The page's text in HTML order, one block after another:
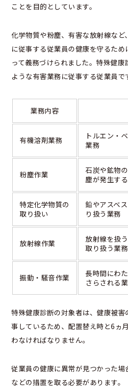
ことを目的としています。
化学物質や粉塵、有害な放射線など
に従事する従業員の健康を守るた
って義務づけられました。特殊健
ような有害業務に従事する従業員で
業務内容
有機溶剤業務
トルエン・
業務
粉塵作業
石炭や鉱物
塵が発生す
特定化学物質の
取り扱い
鉛やアスベ
り扱う業務
放射線作業
放射線を扱
取り扱う業務
振動・騒音作業
長時間にわ
さらされる
特殊健康診断の対象者は、健康被
事しているため、配置替え時と6ヵ
わなければなりません。
従業員の健康に異常が見つかった
などの措置を取る必要があります。